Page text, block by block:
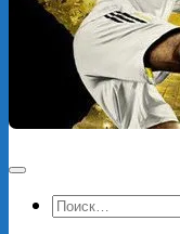
Найти: